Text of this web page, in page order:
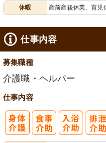
休暇 産前産後休業、育児
仕事内容
募集職種
介護職・ヘルパー
仕事内容